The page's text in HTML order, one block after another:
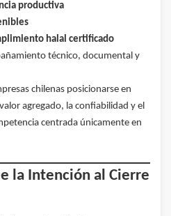
productiva
halal certificado
técnico, documental y
chilenas posicionarse en
agregado, la confiabilidad y el
centrada únicamente en
la Intención al Cierre